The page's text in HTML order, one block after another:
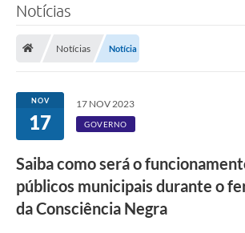
Notícias
Notícias Notícia
NOV
17
17 NOV 2023
GOVERNO
Saiba como será o
públicos municipais durante o
da Consciência Negra